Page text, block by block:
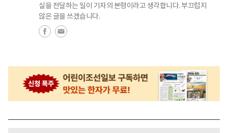
실을 전달하는 일이 기자의 본령이라고 생각합니다. 부끄럽지
않은 글을 쓰겠습니다.